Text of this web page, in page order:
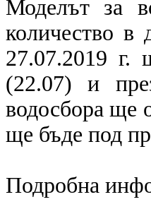
Моделът за
количество
27.07.2019 г.
(22.07) и
водосбора ще
ще бъде под
Подробна